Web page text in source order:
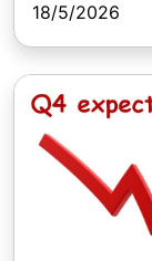
18/5/2026